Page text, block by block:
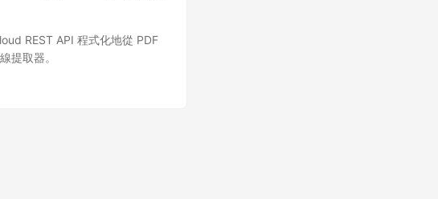
REST API 程式化地從 PDF
提取器。